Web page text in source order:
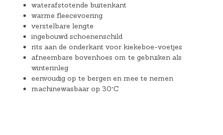
waterafstotende buitenkant
warme fleecevoering
verstelbare lengte
ingebouwd schoenenschild
rits aan de onderkant voor kiekeboe-voetjes
afneembare bovenhoes om te gebruiken als
winterinleg
eenvoudig op te bergen en mee te nemen
machinewasbaar op 30°C